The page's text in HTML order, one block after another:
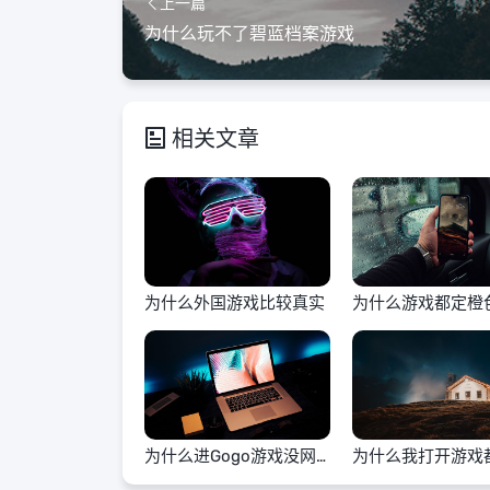
上一篇
为什么玩不了碧蓝档案游戏
相关文章
为什么外国游戏比较真实 为什么游戏都定橙
为什么进Gogo游戏没网
络
为什么我打开游戏
码